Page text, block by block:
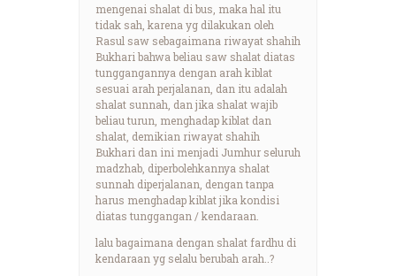
mengenai shalat di bus, maka hal itu
tidak sah, karena yg dilakukan oleh
Rasul saw sebagaimana riwayat shahih
Bukhari bahwa beliau saw shalat diatas
tunggangannya dengan arah kiblat
sesuai arah perjalanan, dan itu adalah
shalat sunnah, dan jika shalat wajib
beliau turun, menghadap kiblat dan
shalat, demikian riwayat shahih
Bukhari dan ini menjadi Jumhur seluruh
madzhab, diperbolehkannya shalat
sunnah diperjalanan, dengan tanpa
harus menghadap kiblat jika kondisi
diatas tunggangan / kendaraan.
lalu bagaimana dengan shalat fardhu di
kendaraan yg selalu berubah arah..?